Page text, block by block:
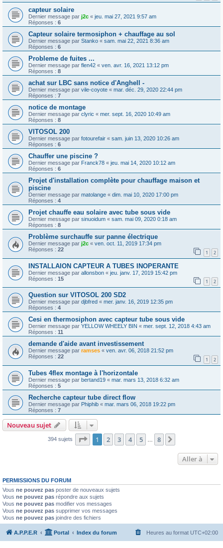
capteur solaire
Dernier message par j2c « jeu. mai 27, 2021 9:57 am
Réponses : 6
Capteur solaire termosiphon + chauffage au sol
Dernier message par Stanko « sam. mai 22, 2021 8:36 am
Réponses : 6
Probleme de fuites ...
Dernier message par flen42 « ven. avr. 16, 2021 13:12 pm
Réponses : 8
achat sur LBC sans notice d'Anghell -
Dernier message par vile-coyote « mar. déc. 29, 2020 22:44 pm
Réponses : 7
notice de montage
Dernier message par clyric « mer. sept. 16, 2020 10:49 am
Réponses : 8
VITOSOL 200
Dernier message par fotourefair « sam. juin 13, 2020 10:26 am
Réponses : 6
Chauffer une piscine ?
Dernier message par Franck78 « jeu. mai 14, 2020 10:12 am
Réponses : 6
Projet d'installation complète pour chauffage maison et
piscine
Dernier message par matolange « dim. mai 10, 2020 17:00 pm
Réponses : 4
Projet chauffe eau solaire avec tube sous vide
Dernier message par sinuoidum « sam. mai 09, 2020 0:18 am
Réponses : 8
Problème surchauffe sur panne électrique
Dernier message par j2c « ven. oct. 11, 2019 17:34 pm
Réponses : 22 1 2
INSTALLAION CAPTEUR A TUBES INOPERANTE
Dernier message par allonsbon « jeu. janv. 17, 2019 15:42 pm
Réponses : 15 1 2
Question sur VITOSOL 200 SD2
Dernier message par djbfred « mer. janv. 16, 2019 12:35 pm
Réponses : 4
Cesi en thermosiphon avec capteur tube sous vide
Dernier message par YELLOW WHEELY BIN « mer. sept. 12, 2018 4:43 am
Réponses : 11
demande d'aide avant investissement
Dernier message par ramses « ven. avr. 06, 2018 21:52 pm
Réponses : 22 1 2
Tubes 4flex montage à l'horizontale
Dernier message par bertand19 « mar. mars 13, 2018 6:32 am
Réponses : 5
Recherche capteur tube direct flow
Dernier message par Phiphib « mar. mars 06, 2018 19:22 pm
Réponses : 7
Nouveau sujet
394 sujets Page 1sur8
1 2 3 4 5 8
Aller à
PERMISSIONS DU FORUM
Vous ne pouvez pas poster de nouveaux sujets
Vous ne pouvez pas répondre aux sujets
Vous ne pouvez pas modifier vos messages
Vous ne pouvez pas supprimer vos messages
Vous ne pouvez pas joindre des fichiers
A.P.P.E.R Portal Index du forum Heures au format UTC+02:00